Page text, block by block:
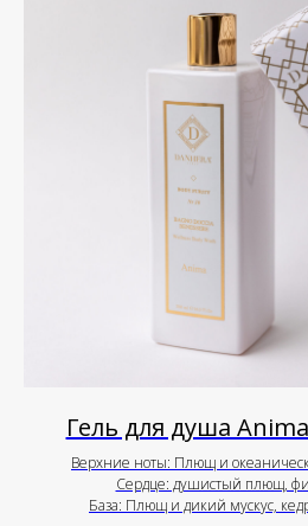
Гель для душа
Верхние ноты: Плющ и
Сердце: душистый плющ,
База: Плющ и дикий мускус,